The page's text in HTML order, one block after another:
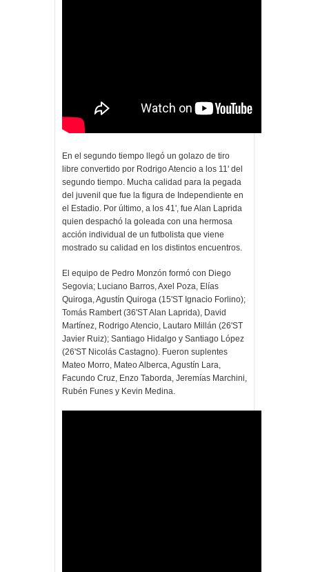
En el segundo tiempo llegó un golazo de tiro
libre convertido por Rodrigo Atencio a los 11' del
segundo tiempo. Mucha calidad para la pegada
del juvenil que fue la figura de Independiente en
el Estadio. Por último, a los 41', fue Alan Laprida
quien despachó la goleada con una hermosa
acción individual de un futbolista que viene
mostrado su calidad en los distintos encuentros.
El equipo de Pedro Monzón formó con Diego
Segovia; Luciano Barros, Axel Poza, Elías
Quiroga, Agustín Quiroga (15'ST Ignacio Forlino);
Tomás Rambert (36'ST Alan Laprida), David
Martínez, Rodrigo Atencio, Lautaro Millán (26'ST
Javier Ruiz); Santiago Hidalgo y Santiago López
(26'ST Nicolás Castagno). Fueron suplentes
Mateo Morro, Mateo Alberca, Agustín Lara,
Facundo Cruz, Enzo Taborda, Jeremías Marchini,
Rubén Funes y Kevin Medina.